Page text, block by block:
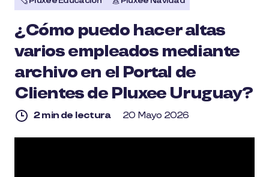
¿Cómo puedo hacer altas
varios empleados mediante
archivo en el Portal de
Clientes de Pluxee Uruguay?
2 min de lectura 20 Mayo 2026